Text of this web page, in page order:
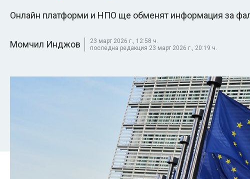
Онлайн платформи и НПО ще обменят информация за
Момчил Инджов
23 март 2026 г., 12:58 ч.
последна редакция 23 март 2026 г., 20:19 ч.